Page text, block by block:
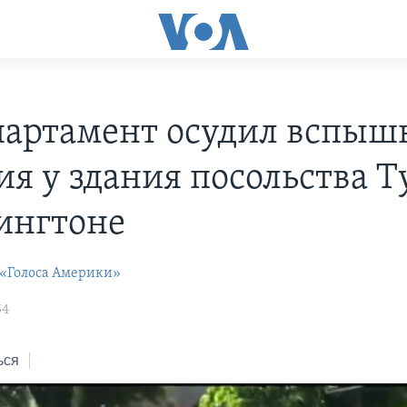
осудил
у здания посольства
Америки»